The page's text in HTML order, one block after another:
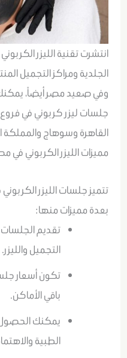
انتشرت تقنية الليزر
الجلدية ومراكز التجميل
وفي صعيد مصر أيضاً،
جلسات ليزر كربوني في
القاهرة وسوهاج والمملكة
مميزات الليزر الكربوني في
تتميز جلسات الليزر
بعدة مميزات منها:
تقديم
التجميل والليزر.
تكون أسعار
باقي الأماكن.
يمكنك الحصول
الطبية